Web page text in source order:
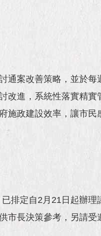
通案改善策略，並於每
進，系統性落實精實
施政建設效率，讓市民
排定自2月21日起辦
市長決策參考，另請受